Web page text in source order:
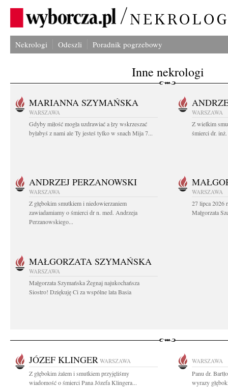
Nekrologi Odeszli Poradnik pogrzebowy
Inne nekrologi
MARIANNA SZYMAŃSKA
WARSZAWA
Gdyby miłość mogła uzdrawiać a łzy wskrzeszać
byłabyś z nami ale Ty jesteś tylko w snach Mija 7...
WARSZAWA
Z wielkim
śmierci dr.
ANDRZEJ PERZANOWSKI
WARSZAWA
Z głębokim smutkiem i niedowierzaniem
zawiadamiamy o śmierci dr n. med. Andrzeja
Perzanowskiego...
WARSZAWA
27 lipca 2026
Małgorzata
MAŁGORZATA SZYMAŃSKA
WARSZAWA
Małgorzata Szymańska Żegnaj najukochańsza
Siostro! Dziękuję Ci za wspólne lata Basia
JÓZEF KLINGER WARSZAWA
Z głębokim żalem i smutkiem przyjęliśmy
wiadomość o śmierci Pana Józefa Klingera...
WARSZAWA
Panu dr.
wyrazy